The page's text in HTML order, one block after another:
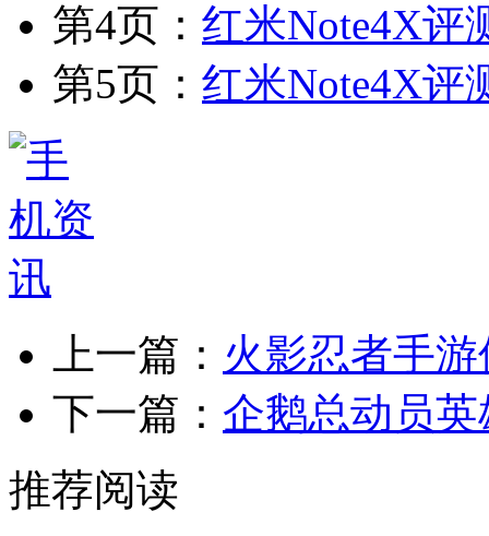
第4页： 红米Note4X
第5页： 红米Note4X
上一篇： 火影忍者手
下一篇： 企鹅总动员
推荐阅读